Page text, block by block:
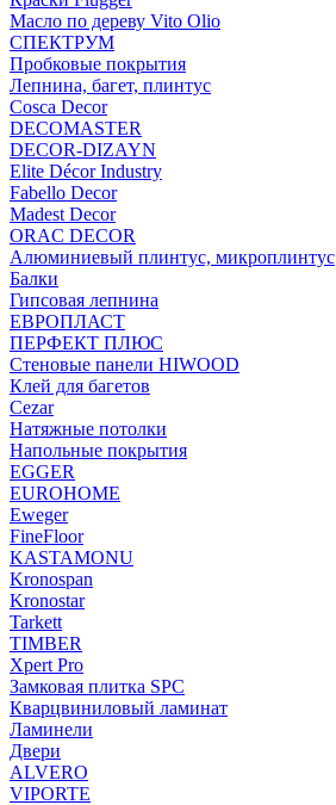
Масло по дереву Vito Olio
СПЕКТРУМ
Пробковые покрытия
Лепнина, багет, плинтус
Cosca Decor
DECOMASTER
DECOR-DIZAYN
Elite Décor Industry
Fabello Decor
Madest Decor
ORAC DECOR
Алюминиевый плинтус, микроплинтус
Балки
Гипсовая лепнина
ЕВРОПЛАСТ
ПЕРФЕКТ ПЛЮС
Стеновые панели HIWOOD
Клей для багетов
Cezar
Натяжные потолки
Напольные покрытия
EGGER
EUROHOME
Eweger
FineFloor
KASTAMONU
Kronospan
Kronostar
Tarkett
TIMBER
Xpert Pro
Замковая плитка SPC
Кварцвиниловый ламинат
Ламинели
Двери
ALVERO
VIPORTE